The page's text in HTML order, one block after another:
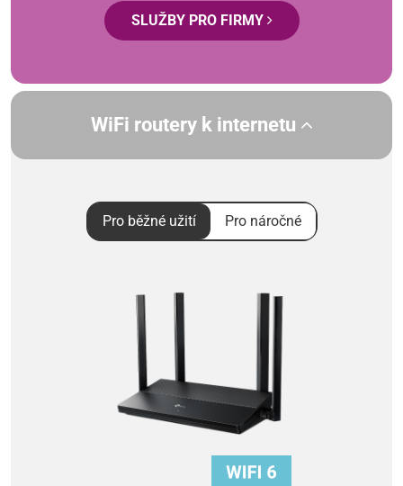
SLUŽBY PRO FIRMY
WiFi routery k internetu
Pro běžné užití Pro náročné